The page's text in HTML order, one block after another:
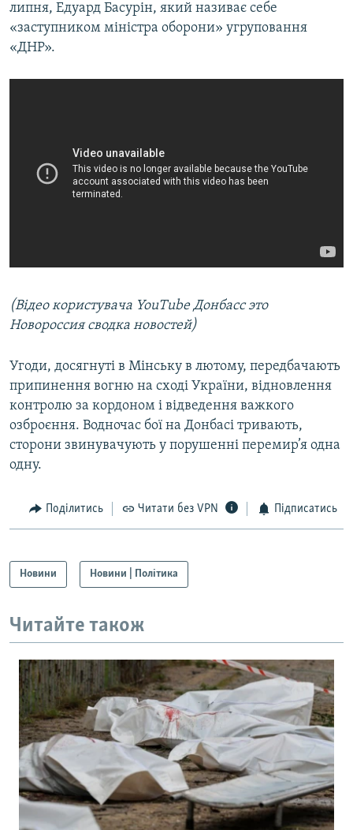
липня, Едуард Басурін, який називає себе
«заступником міністра оборони» угруповання
«ДНР».
(Відео користувача YouTube Донбаcс это
Новороссия сводка новостей)
Угоди, досягнуті в Мінську в лютому, передбачають
припинення вогню на сході України, відновлення
контролю за кордоном і відведення важкого
озброєння. Водночас бої на Донбасі тривають,
сторони звинувачують у порушенні перемир’я одна
одну.
Поділитись Читати без VPN Підписатись
Новини Новини | Політика
Читайте також